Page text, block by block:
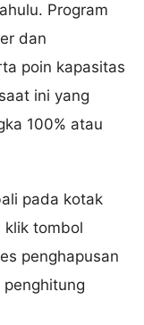
Program
dan
poin kapasitas
ini yang
100% atau
pada kotak
klik tombol
penghapusan